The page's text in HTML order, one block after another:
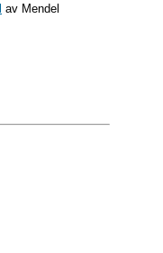
av Mendel